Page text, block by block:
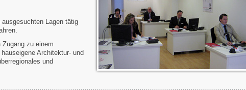
Lagen tätig
zu einem
Architektur- und
und